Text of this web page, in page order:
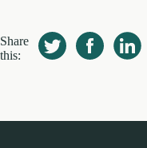
Share
this: